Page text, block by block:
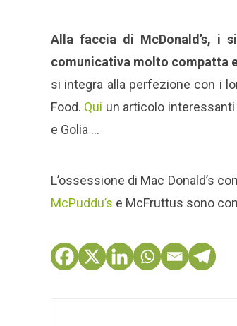
Alla faccia di McDonald’s, i
comunicativa molto compatta
si integra alla perfezione con i
Food. Qui un articolo
e Golia …
L’ossessione di Mac Donald’s
McPuddu’s e McFruttus sono